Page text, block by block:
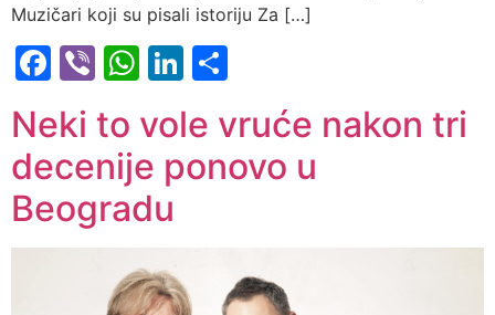
Muzičari koji su pisali istoriju Za […]
Facebook
ViberWhatsApp
LinkedIn
Neki to vole vruće nakon tri
decenije ponovo u
Beogradu